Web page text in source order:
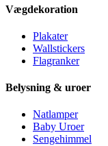
Vægdekoration
Plakater
Wallstickers
Flagranker
Belysning & uroer
Natlamper
Baby Uroer
Sengehimmel